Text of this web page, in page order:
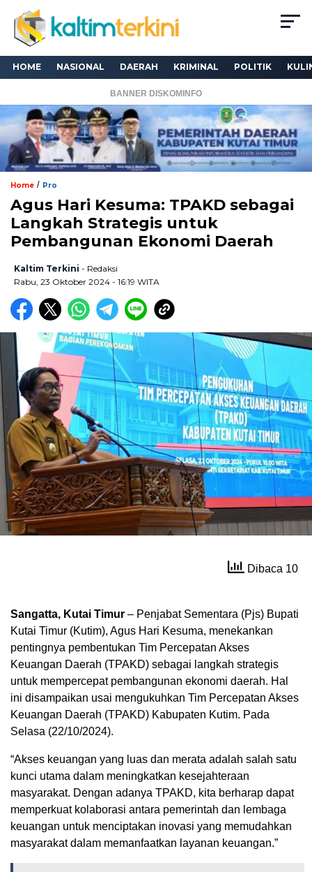
HOME NASIONAL DAERAH KRIMINAL POLITIK
BANNER DISKOMINFO
Home / Pro
Agus Hari Kesuma: TPAKD sebagai
Langkah Strategis untuk
Pembangunan Ekonomi Daerah
Kaltim Terkini - Redaksi
Rabu, 23 Oktober 2024 - 16:19 WITA
Dibaca 10
Sangatta, Kutai Timur – Penjabat Sementara (Pjs) Bupati
Kutai Timur (Kutim), Agus Hari Kesuma, menekankan
pentingnya pembentukan Tim Percepatan Akses
Keuangan Daerah (TPAKD) sebagai langkah strategis
untuk mempercepat pembangunan ekonomi daerah. Hal
ini disampaikan usai mengukuhkan Tim Percepatan Akses
Keuangan Daerah (TPAKD) Kabupaten Kutim. Pada
Selasa (22/10/2024).
“Akses keuangan yang luas dan merata adalah salah satu
kunci utama dalam meningkatkan kesejahteraan
masyarakat. Dengan adanya TPAKD, kita berharap dapat
memperkuat kolaborasi antara pemerintah dan lembaga
keuangan untuk menciptakan inovasi yang memudahkan
masyarakat dalam memanfaatkan layanan keuangan.”